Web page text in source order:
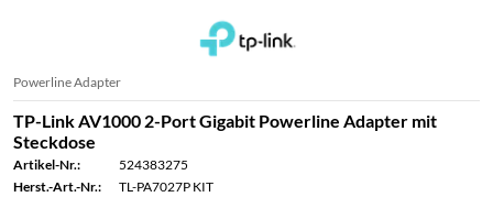
Powerline Adapter
TP-Link AV1000 2-Port Gigabit Powerline Adapter mit
Steckdose
Artikel-Nr.:
524383275
Herst.-Art.-Nr.:
TL-PA7027P KIT